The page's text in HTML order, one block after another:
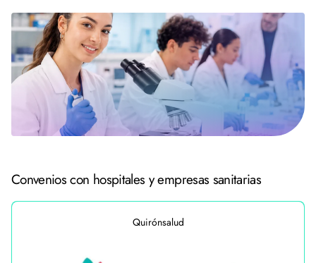
Convenios con hospitales y empresas sanitarias
Quirónsalud